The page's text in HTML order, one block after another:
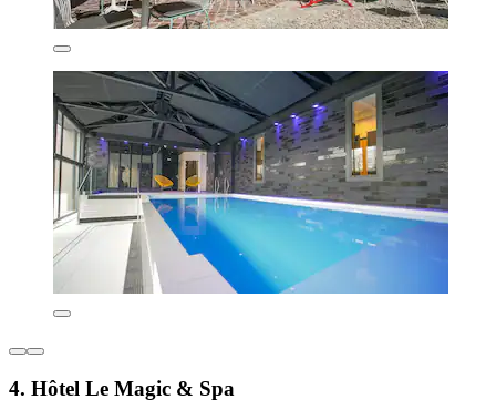
4. Hôtel Le Magic & Spa